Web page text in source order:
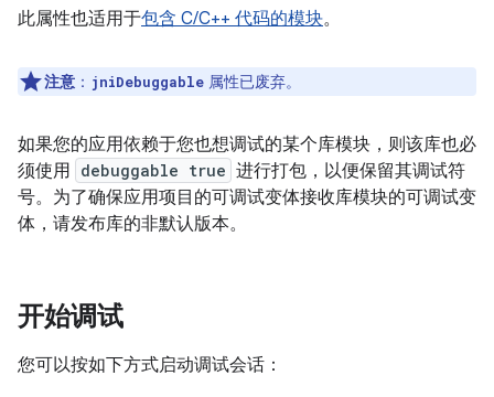
此属性也适用于包含 C/C++ 代码的模块。
注意 ： jniDebuggable 属性已废弃。
如果您的应用依赖于您也想调试的某个库模块，则该库也必
须使用 debuggable true 进行打包，以便保留其调试符
号。为了确保应用项目的可调试变体接收库模块的可调试变
体，请发布库的非默认版本。
开始调试
您可以按如下方式启动调试会话：